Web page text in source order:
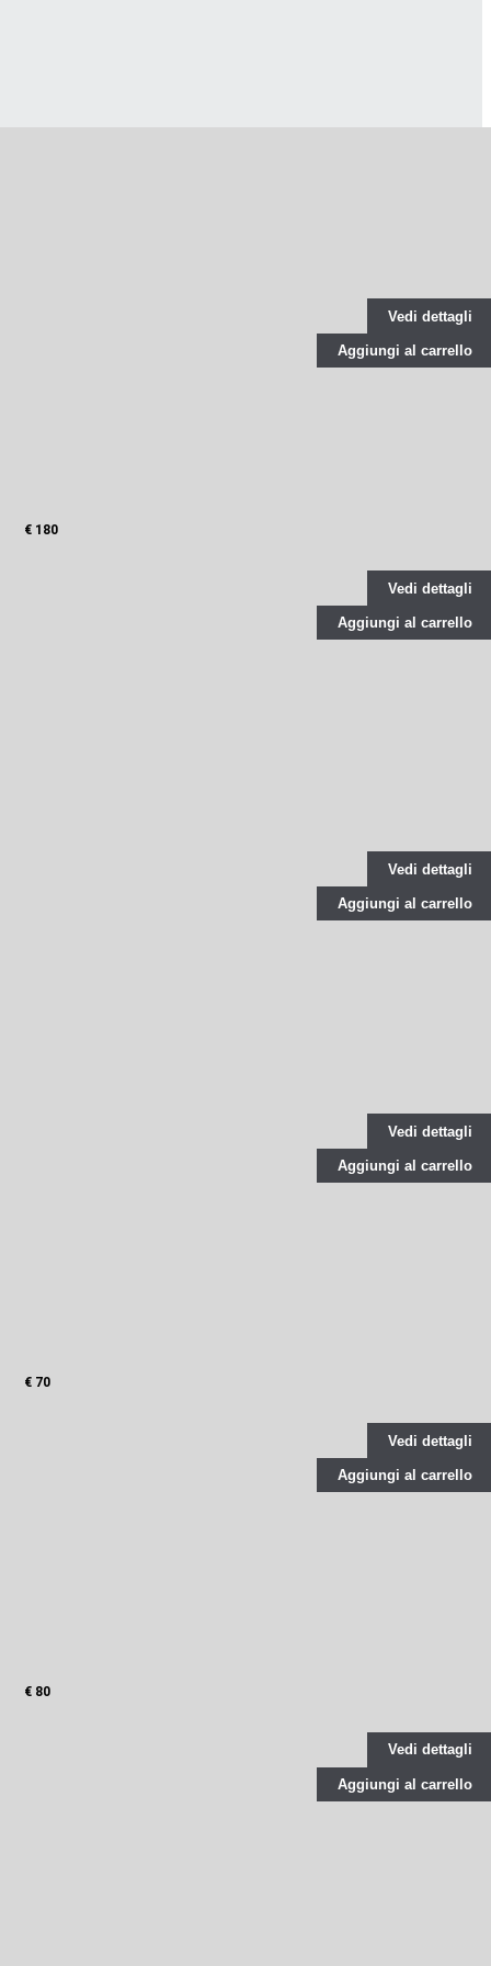
Vedi dettagli
Aggiungi al carrello
€ 180
Vedi dettagli
Aggiungi al carrello
Vedi dettagli
Aggiungi al carrello
Vedi dettagli
Aggiungi al carrello
€ 70
Vedi dettagli
Aggiungi al carrello
€ 80
Vedi dettagli
Aggiungi al carrello